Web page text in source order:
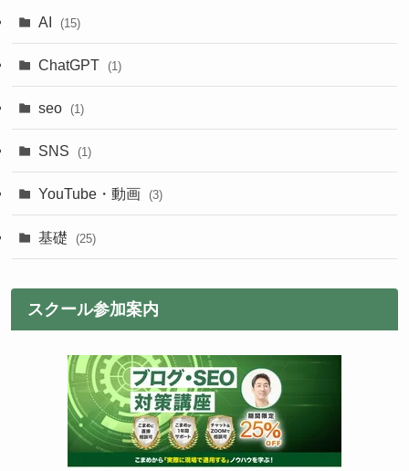
AI (15)
ChatGPT (1)
seo (1)
SNS (1)
YouTube・動画 (3)
基礎 (25)
スクール参加案内